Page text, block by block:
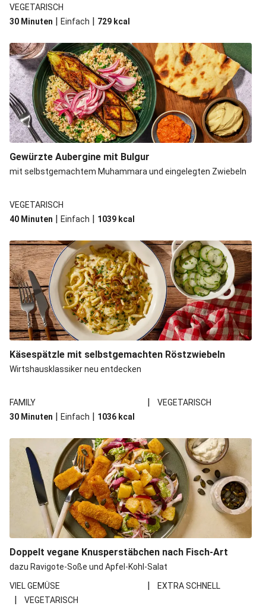
VEGETARISCH
30 Minuten | Einfach | 729 kcal
Gewürzte Aubergine mit Bulgur
mit selbstgemachtem Muhammara und eingelegten Zwiebeln
VEGETARISCH
40 Minuten | Einfach | 1039 kcal
Käsespätzle mit selbstgemachten Röstzwiebeln
Wirtshausklassiker neu entdecken
FAMILY |
VEGETARISCH
30 Minuten | Einfach | 1036 kcal
Doppelt vegane Knusperstäbchen nach Fisch-Art
dazu Ravigote-Soße und Apfel-Kohl-Salat
VIEL GEMÜSE
| EXTRA SCHNELL
|
VEGETARISCH